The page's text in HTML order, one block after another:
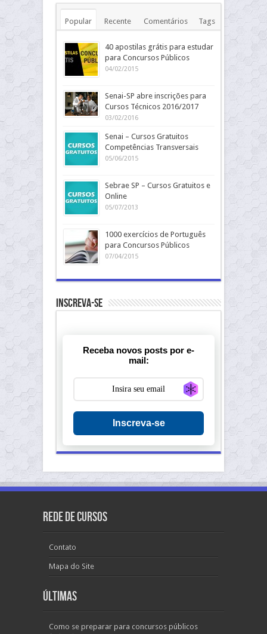
Popular Recente Comentários Tags
40 apostilas grátis para estudar
para Concursos Públicos
04/02/2015
Senai-SP abre inscrições para
Cursos Técnicos 2016/2017
03/02/2016
Senai – Cursos Gratuitos
Competências Transversais
05/06/2015
Sebrae SP – Cursos Gratuitos e
Online
05/07/2013
1000 exercícios de Português
para Concursos Públicos
07/04/2015
Inscreva-se
Receba novos posts por e-
mail:
Inscreva-se
Rede de Cursos
Contato
Mapa do Site
Últimas
Como se preparar para concursos públicos